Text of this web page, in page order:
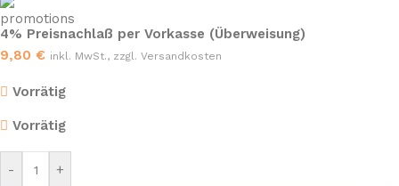
4% Preisnachlaß per Vorkasse (Überweisung)
9,80 € inkl. MwSt., zzgl. Versandkosten
Vorrätig
Vorrätig
- +